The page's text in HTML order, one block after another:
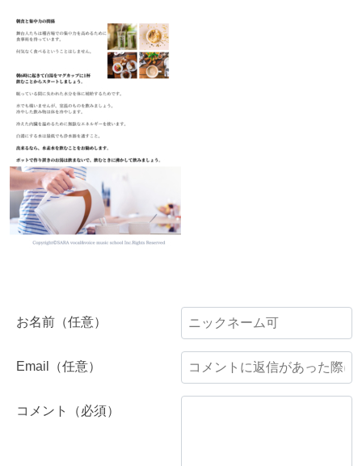
コメント（必須）
お名前（任意）
Email（任意）